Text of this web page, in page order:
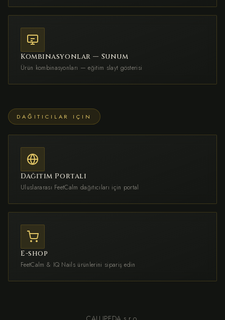
Kombinasyonlar — Sunum
Ürün kombinasyonları — eğitim slayt gösterisi
DAĞITICILAR IÇIN
Dağıtım Portalı
Uluslararası FeetCalm dağıtıcıları için portal
E-shop
FeetCalm & IQ Nails ürünlerini sipariş edin